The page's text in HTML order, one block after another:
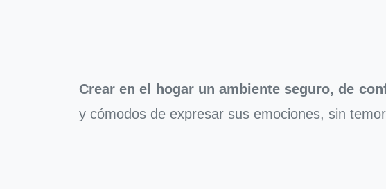
Crear en el hogar un ambiente seguro, de
y cómodos de expresar sus emociones, sin